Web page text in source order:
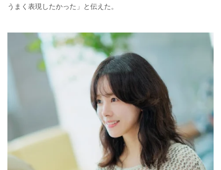
うまく表現したかった」と伝えた。